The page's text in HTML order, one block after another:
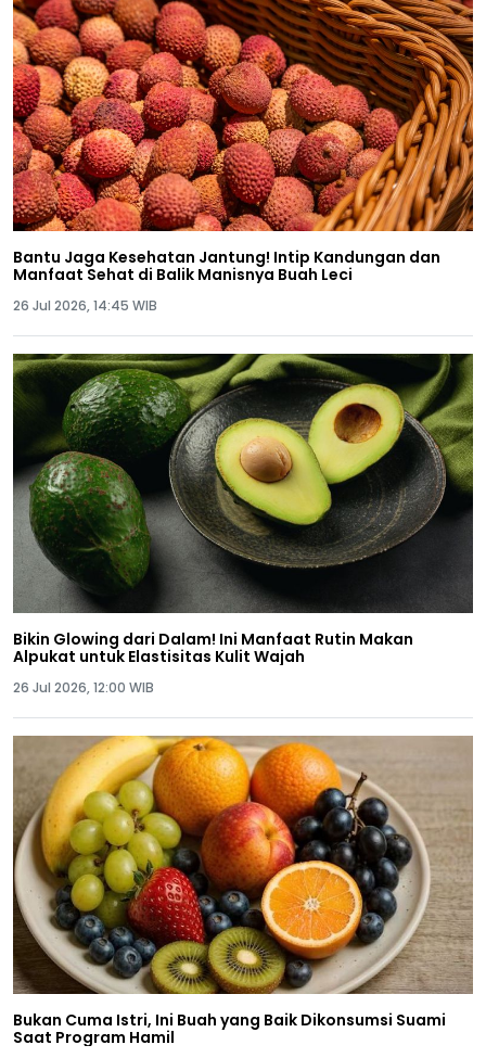
Bantu Jaga Kesehatan Jantung! Intip Kandungan dan
Manfaat Sehat di Balik Manisnya Buah Leci
26 Jul 2026, 14:45 WIB
Bikin Glowing dari Dalam! Ini Manfaat Rutin Makan
Alpukat untuk Elastisitas Kulit Wajah
26 Jul 2026, 12:00 WIB
Bukan Cuma Istri, Ini Buah yang Baik Dikonsumsi Suami
Saat Program Hamil